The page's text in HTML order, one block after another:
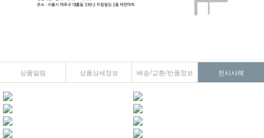
상품알림 상품상세정보 배송/교환/반품정보 전시사례